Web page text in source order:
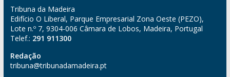
Tribuna da Madeira
Edifício O Liberal, Parque Empresarial Zona Oeste (PEZO),
Lote n.º 7, 9304-006 Câmara de Lobos, Madeira, Portugal
Telef.: 291 911300
Redação
tribuna@tribunadamadeira.pt